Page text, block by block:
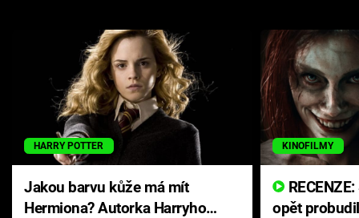
HARRY POTTER
Jakou barvu kůže má mít
Hermiona? Autorka Harryho
KINOFILMY
opět